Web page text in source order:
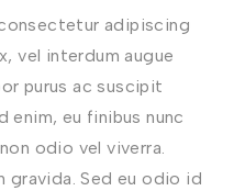
adipiscing
vel interdum augue
purus ac suscipit
enim, eu finibus nunc
odio vel viverra.
gravida. Sed eu odio id